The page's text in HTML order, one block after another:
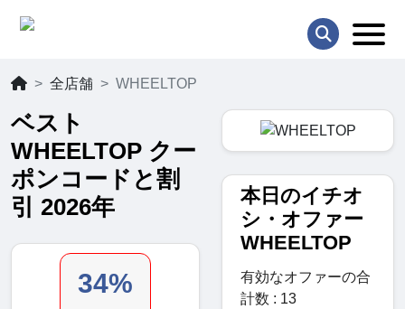
全店舗 WHEELTOP
ベスト
WHEELTOP クー
ポンコードと割
引 2026年
34%
本日のイチオ
シ・オファー
WHEELTOP
有効なオファーの合
計数 : 13